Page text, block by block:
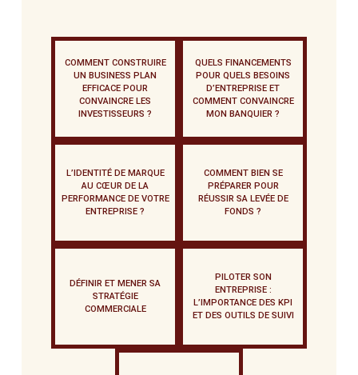
COMMENT CONSTRUIRE
UN BUSINESS PLAN
EFFICACE POUR
CONVAINCRE LES
INVESTISSEURS ?
QUELS FINANCEMENTS
POUR QUELS BESOINS
D’ENTREPRISE ET
COMMENT CONVAINCRE
MON BANQUIER ?
L’IDENTITÉ DE MARQUE
AU CŒUR DE LA
PERFORMANCE DE VOTRE
ENTREPRISE ?
COMMENT BIEN SE
PRÉPARER POUR
RÉUSSIR SA LEVÉE DE
FONDS ?
DÉFINIR ET MENER SA
STRATÉGIE
COMMERCIALE
PILOTER SON
ENTREPRISE :
L’IMPORTANCE DES KPI
ET DES OUTILS DE SUIVI